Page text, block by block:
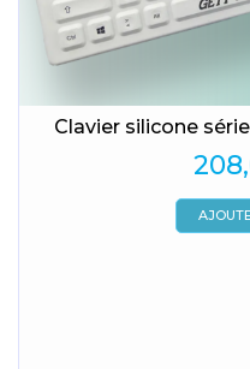
Clavier silicone